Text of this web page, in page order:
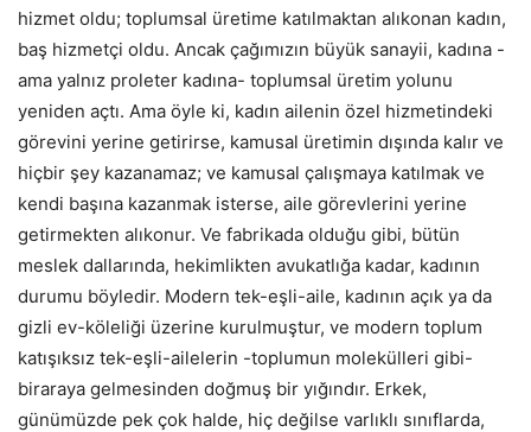
hizmet oldu; toplumsal üretime katılmaktan alıkonan kadın,
baş hizmetçi oldu. Ancak çağımızın büyük sanayii, kadına -
ama yalnız proleter kadına- toplumsal üretim yolunu
yeniden açtı. Ama öyle ki, kadın ailenin özel hizmetindeki
görevini yerine getirirse, kamusal üretimin dışında kalır ve
hiçbir şey kazanamaz; ve kamusal çalışmaya katılmak ve
kendi başına kazanmak isterse, aile görevlerini yerine
getirmekten alıkonur. Ve fabrikada olduğu gibi, bütün
meslek dallarında, hekimlikten avukatlığa kadar, kadının
durumu böyledir. Modern tek-eşli-aile, kadının açık ya da
gizli ev-köleliği üzerine kurulmuştur, ve modern toplum
katışıksız tek-eşli-ailelerin -toplumun molekülleri gibi-
biraraya gelmesinden doğmuş bir yığındır. Erkek,
günümüzde pek çok halde, hiç değilse varlıklı sınıflarda,